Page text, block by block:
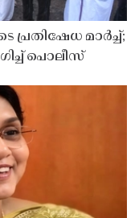
പ്രതിഷേധ മാർച്ച്;
പൊലീസ്